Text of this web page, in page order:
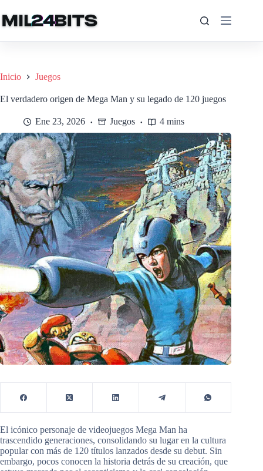
al
contenido
Inicio Juegos
El verdadero origen de Mega Man y su legado de 120 juegos
Ene 23, 2026 Juegos 4 mins
El icónico personaje de videojuegos Mega Man ha
trascendido generaciones, consolidando su lugar en la cultura
popular con más de 120 títulos lanzados desde su debut. Sin
embargo, pocos conocen la historia detrás de su creación, que